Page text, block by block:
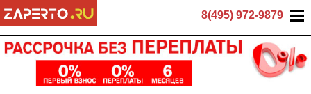
8(495) 972-9879